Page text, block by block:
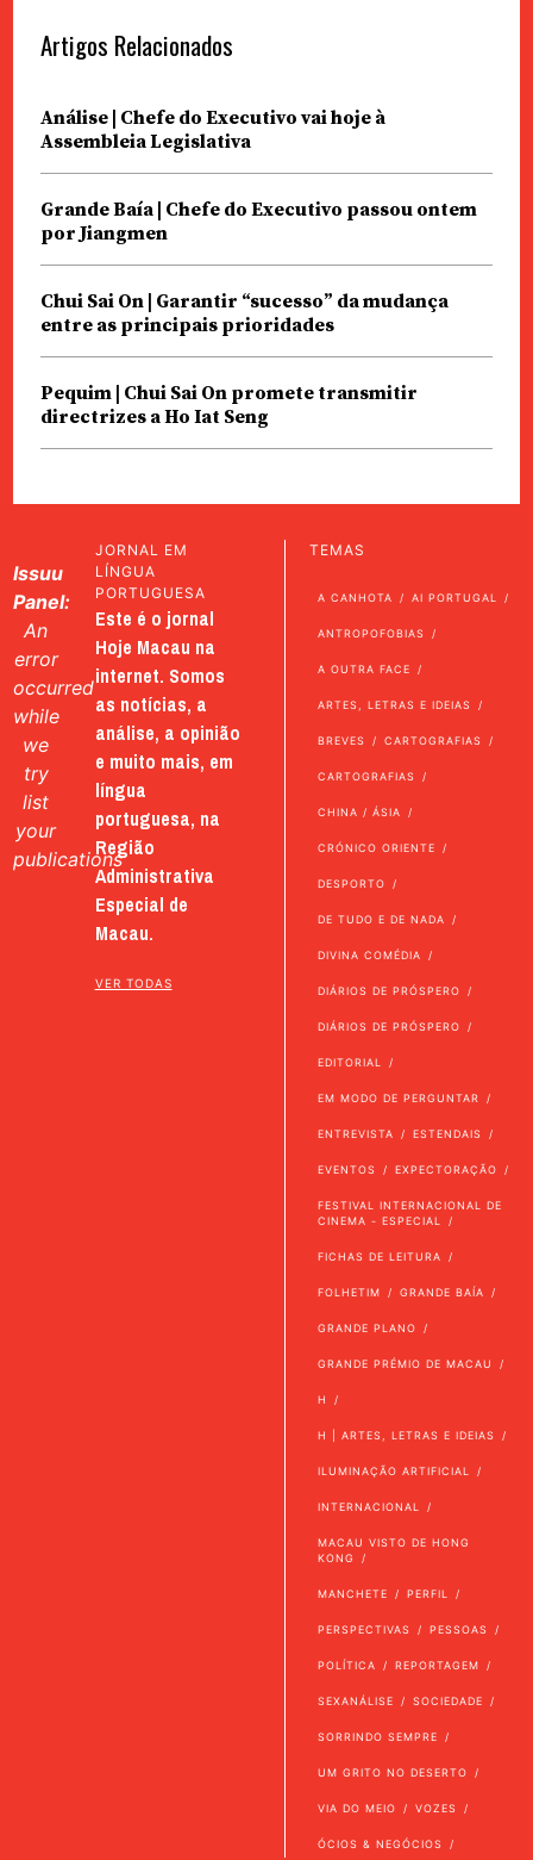
Artigos Relacionados
Análise | Chefe do Executivo vai hoje à
Assembleia Legislativa
Grande Baía | Chefe do Executivo passou ontem
por Jiangmen
Chui Sai On | Garantir “sucesso” da mudança
entre as principais prioridades
Pequim | Chui Sai On promete transmitir
directrizes a Ho Iat Seng
Issuu
Panel:
An
error
occurred
while
we
try
list
your
publications
JORNAL EM
LÍNGUA
PORTUGUESA
Este é o jornal
Hoje Macau na
internet. Somos
as notícias, a
análise, a opinião
e muito mais, em
língua
portuguesa, na
Região
Administrativa
Especial de
Macau.
VER TODAS
TEMAS
A CANHOTA AI PORTUGAL
ANTROPOFOBIAS
A OUTRA FACE
ARTES, LETRAS E IDEIAS
BREVES CARTOGRAFIAS
CARTOGRAFIAS
CHINA / ÁSIA
CRÓNICO ORIENTE
DESPORTO
DE TUDO E DE NADA
DIVINA COMÉDIA
DIÁRIOS DE PRÓSPERO
DIÁRIOS DE PRÓSPERO
EDITORIAL
EM MODO DE PERGUNTAR
ENTREVISTA ESTENDAIS
EVENTOS EXPECTORAÇÃO
FESTIVAL INTERNACIONAL DE
CINEMA - ESPECIAL
FICHAS DE LEITURA
FOLHETIM GRANDE BAÍA
GRANDE PLANO
GRANDE PRÉMIO DE MACAU
H
H | ARTES, LETRAS E IDEIAS
ILUMINAÇÃO ARTIFICIAL
INTERNACIONAL
MACAU VISTO DE HONG
KONG
MANCHETE PERFIL
PERSPECTIVAS PESSOAS
POLÍTICA REPORTAGEM
SEXANÁLISE SOCIEDADE
SORRINDO SEMPRE
UM GRITO NO DESERTO
VIA DO MEIO VOZES
ÓCIOS & NEGÓCIOS